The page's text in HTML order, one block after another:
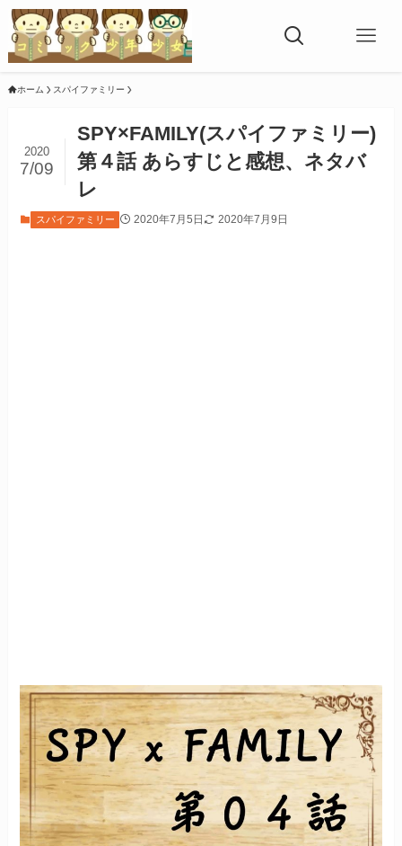
ホーム スパイファミリー
SPY×FAMILY(スパイファミリー)
第４話 あらすじと感想、ネタバ
レ
2020
7/09
スパイファミリー 2020年7月5日 2020年7月9日